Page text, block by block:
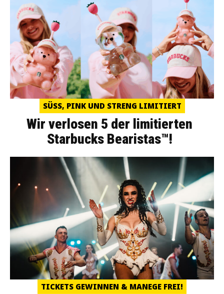
SÜSS, PINK UND STRENG LIMITIERT
Wir verlosen 5 der limitierten
Starbucks Bearistas™!
TICKETS GEWINNEN & MANEGE FREI!